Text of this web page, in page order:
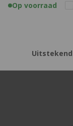
Op voorraad
Uitstekend